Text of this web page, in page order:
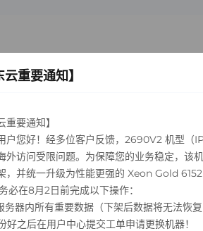
高价值的服务。
云重要通知】
重要通知】
户您好！经多位客户反馈，2690V2 机型（
外访问受限问题。为保障您的业务稳定，该
，并统一升级为性能更强的 Xeon Gold 6152
必在8月2日前完成以下操作：
务器内所有重要数据（下架后数据将无法恢复
好之后在用户中心提交工单申请更换机器！